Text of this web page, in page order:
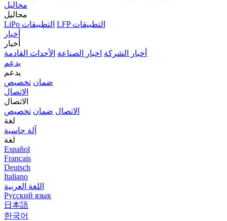
محاليل
محاليل
LiPo التطبيقات
LFP التطبيقات
أخبار
أخبار
أخبار الشركة اخبار الصناعة الأحداث القادمة
يدعم
يدعم
ضمان تخصيص
الاتصال
الاتصال
الاتصال ضمان تخصيص
لغة
آلة حاسبة
لغة
Español
Français
Deutsch
Italiano
اللغة العربية
Русский язык
日本語
한국어